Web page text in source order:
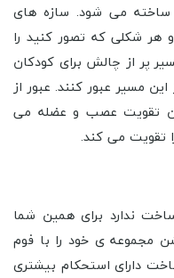
ساخته می شود. سازه های
هر شکلی که تصور کنید را
پر از چالش برای کودکان
مسیر عبور کنند. عبور از
تقویت عصب و عضله می
می کند.
ندارد برای همین شما
مجموعه ی خود را با فوم
دارای استحکام بیشتری